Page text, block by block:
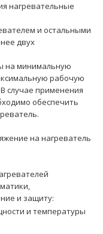
нагревательные
и остальными
двух
на минимальную
рабочую
случае применения
обеспечить
на нагреватель
и защиту:
и температуры